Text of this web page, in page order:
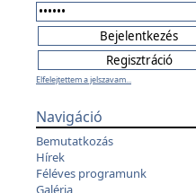
Elfelejtettem a jelszavam...
Navigáció
Bemutatkozás
Hírek
Féléves programunk
Galéria